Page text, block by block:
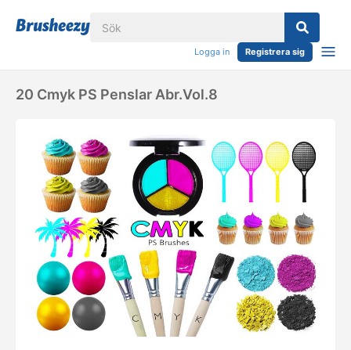
Logga in Registrera sig
20 Cmyk PS Penslar Abr.Vol.8